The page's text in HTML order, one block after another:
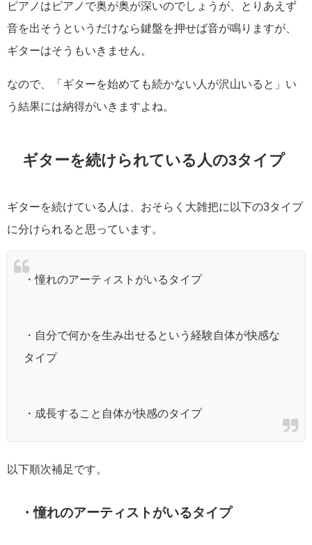
ピアノはピアノで奥が奥が深いのでしょうが、とりあえず
音を出そうというだけなら鍵盤を押せば音が鳴りますが、
ギターはそうもいきません。
なので、「ギターを始めても続かない人が沢山いると」い
う結果には納得がいきますよね。
ギターを続けられている人の3タイプ
ギターを続けている人は、おそらく大雑把に以下の3タイプ
に分けられると思っています。
・憧れのアーティストがいるタイプ
・自分で何かを生み出せるという経験自体が快感な
タイプ
・成長すること自体が快感のタイプ
以下順次補足です。
・憧れのアーティストがいるタイプ